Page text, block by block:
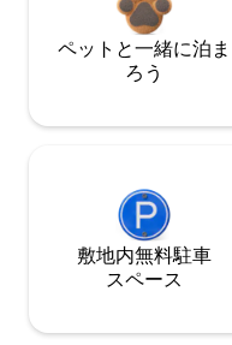
ペットと一緒に泊ま
ろう
敷地内無料駐⁠車
ス⁠ペ⁠ー⁠ス